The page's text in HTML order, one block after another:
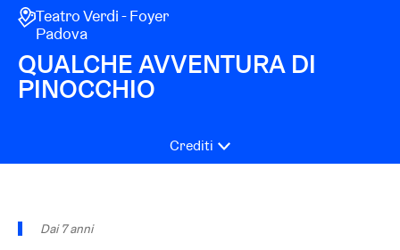
Teatro Verdi - Foyer
Padova
QUALCHE AVVENTURA DI
PINOCCHIO
Crediti
Dai 7 anni